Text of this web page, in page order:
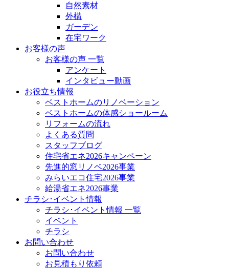
自然素材
外構
ガーデン
在宅ワーク
お客様の声
お客様の声 一覧
アンケート
インタビュー動画
お役立ち情報
ベストホームのリノベーション
ベストホームの体感ショールーム
リフォームの流れ
よくある質問
スタッフブログ
住宅省エネ2026キャンペーン
先進的窓リノベ2026事業
みらいエコ住宅2026事業
給湯省エネ2026事業
チラシ･イベント情報
チラシ･イベント情報 一覧
イベント
チラシ
お問い合わせ
お問い合わせ
お見積もり依頼